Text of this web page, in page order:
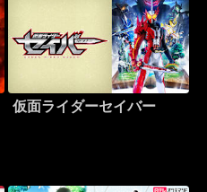
仮面ライダーセイバー